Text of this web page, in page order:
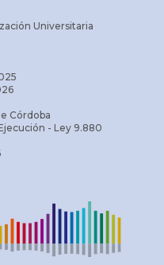
Universitaria
Córdoba
- Ley 9.880